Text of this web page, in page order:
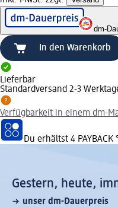
dm-
In den Warenkorb
Lieferbar
Standardversand 2-3
Verfügbarkeit in einem dm-
Du erhältst 4 PAYBACK
Gestern, heute,
unser dm-Dauerpreis